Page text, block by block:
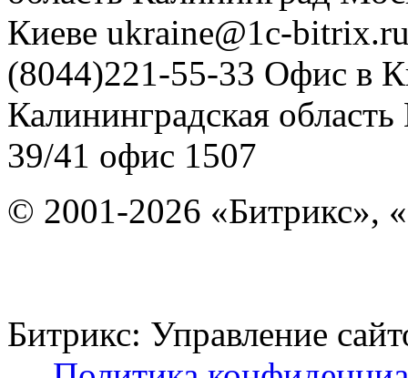
Киеве ukraine@1c-
(8044)221-55-33 Офис в
Калининградская область
39/41 офис 1507
© 2001-2026 «Битрикс»,
Битрикс: Управление